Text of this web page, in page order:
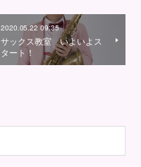
2020.05.22 09:35
サックス教室 いよいよス
タート！